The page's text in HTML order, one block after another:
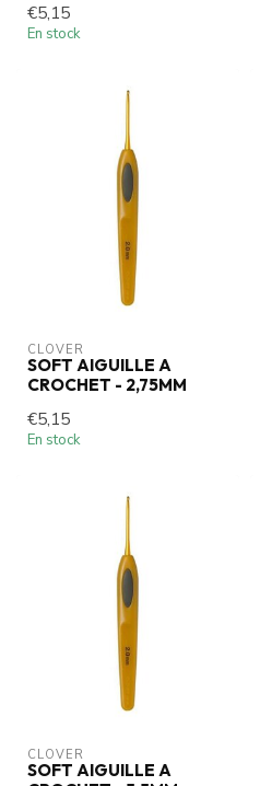
€5,15
En stock
CLOVER
SOFT AIGUILLE A
CROCHET - 2,75MM
€5,15
En stock
CLOVER
SOFT AIGUILLE A